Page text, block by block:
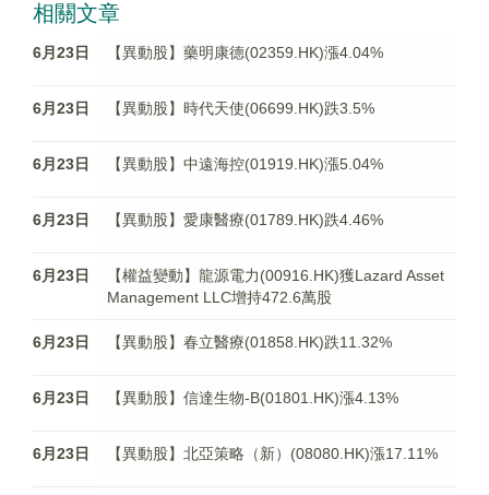
相關文章
6月23日 【異動股】藥明康德(02359.HK)漲4.04%
6月23日 【異動股】時代天使(06699.HK)跌3.5%
6月23日 【異動股】中遠海控(01919.HK)漲5.04%
6月23日 【異動股】愛康醫療(01789.HK)跌4.46%
6月23日
【權益變動】龍源電力(00916.HK)獲Lazard Asset
Management LLC增持472.6萬股
6月23日 【異動股】春立醫療(01858.HK)跌11.32%
6月23日 【異動股】信達生物-B(01801.HK)漲4.13%
6月23日 【異動股】北亞策略（新）(08080.HK)漲17.11%